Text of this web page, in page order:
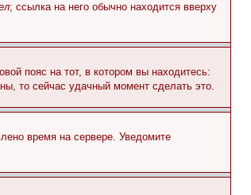
; ссылка на него обычно находится вверху
пояс на тот, в котором вы находитесь:
то сейчас удачный момент сделать это.
время на сервере. Уведомите